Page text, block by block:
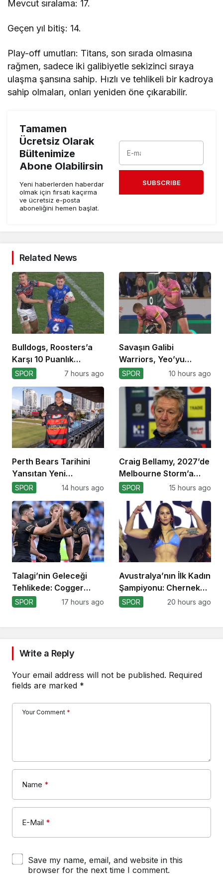
Mevcut sıralama: 17.
Geçen yıl bitiş: 14.
Play-off umutları: Titans, son sırada olmasına
rağmen, sadece iki galibiyetle sekizinci sıraya
ulaşma şansına sahip. Hızlı ve tehlikeli bir kadroya
sahip olmaları, onları yeniden öne çıkarabilir.
Tamamen
Ücretsiz Olarak
Bültenimize
Abone Olabilirsin
Yeni haberlerden haberdar
olmak için fırsatı kaçırma
ve ücretsiz e-posta
aboneliğini hemen başlat.
SUBSCRIBE
Related News
Bulldogs, Roosters’a
Karşı 10 Puanlık
Avantajı Yitirdi
SPOR 7 hours ago
Savaşın Galibi
Warriors, Yeo’yu
Kaybetti!
SPOR 10 hours ago
Perth Bears Tarihini
Yansıtan Yeni
Formasını Tanıttı
SPOR 14 hours ago
Craig Bellamy, 2027’de
Melbourne Storm’a
Dönüyor!
SPOR 15 hours ago
Talagi’nin Geleceği
Tehlikede: Cogger
Tercihi!
SPOR 17 hours ago
Avustralya’nın İlk Kadın
Şampiyonu: Cherneka
Johnson
SPOR 20 hours ago
Write a Reply
Your email address will not be published. Required
fields are marked *
Your Comment *
Name *
E-Mail *
Save my name, email, and website in this
browser for the next time I comment.